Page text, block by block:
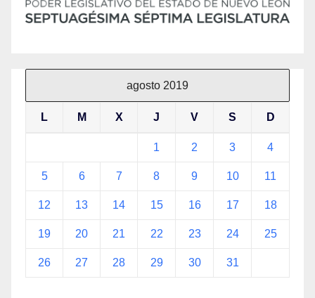
agosto 2019
L M X J V S D
1 2 3 4
5 6 7 8 9 10 11
12 13 14 15 16 17 18
19 20 21 22 23 24 25
26 27 28 29 30 31